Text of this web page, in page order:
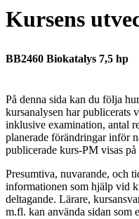
Kursens
BB2460 Biokatalys 7,5 hp
På denna sida kan du följa
kursanalysen har publicerats
inklusive examination, antal
planerade förändringar inför
publicerade kurs-PM visas på
Presumtiva, nuvarande, och
informationen som hjälp vid
deltagande. Lärare,
m.fl. kan använda sidan som